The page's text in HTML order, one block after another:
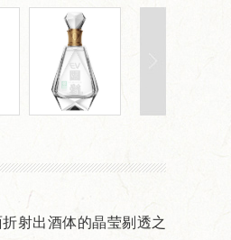
射出酒体的晶莹剔透之